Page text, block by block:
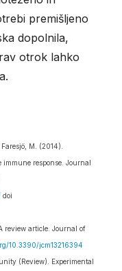
premišljeno
dopolnila,
otrok lahko
M. (2014).
immune response. Journal
doi
review article. Journal of
10.3390/jcm13216394
(Review). Experimental